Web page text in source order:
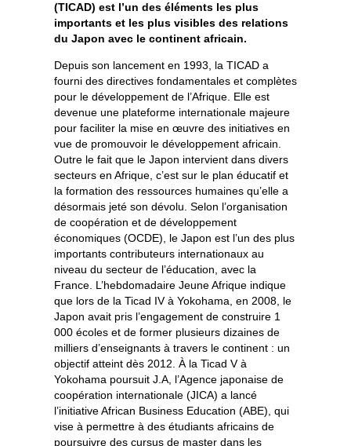
(TICAD) est l’un des éléments les plus
importants et les plus visibles des relations
du Japon avec le continent africain.
Depuis son lancement en 1993, la TICAD a
fourni des directives fondamentales et complètes
pour le développement de l’Afrique. Elle est
devenue une plateforme internationale majeure
pour faciliter la mise en œuvre des initiatives en
vue de promouvoir le développement africain.
Outre le fait que le Japon intervient dans divers
secteurs en Afrique, c’est sur le plan éducatif et
la formation des ressources humaines qu’elle a
désormais jeté son dévolu. Selon l’organisation
de coopération et de développement
économiques (OCDE), le Japon est l’un des plus
importants contributeurs internationaux au
niveau du secteur de l’éducation, avec la
France. L’hebdomadaire Jeune Afrique indique
que lors de la Ticad IV à Yokohama, en 2008, le
Japon avait pris l’engagement de construire 1
000 écoles et de former plusieurs dizaines de
milliers d’enseignants à travers le continent : un
objectif atteint dès 2012. À la Ticad V à
Yokohama poursuit J.A, l’Agence japonaise de
coopération internationale (JICA) a lancé
l’initiative African Business Education (ABE), qui
vise à permettre à des étudiants africains de
poursuivre des cursus de master dans les